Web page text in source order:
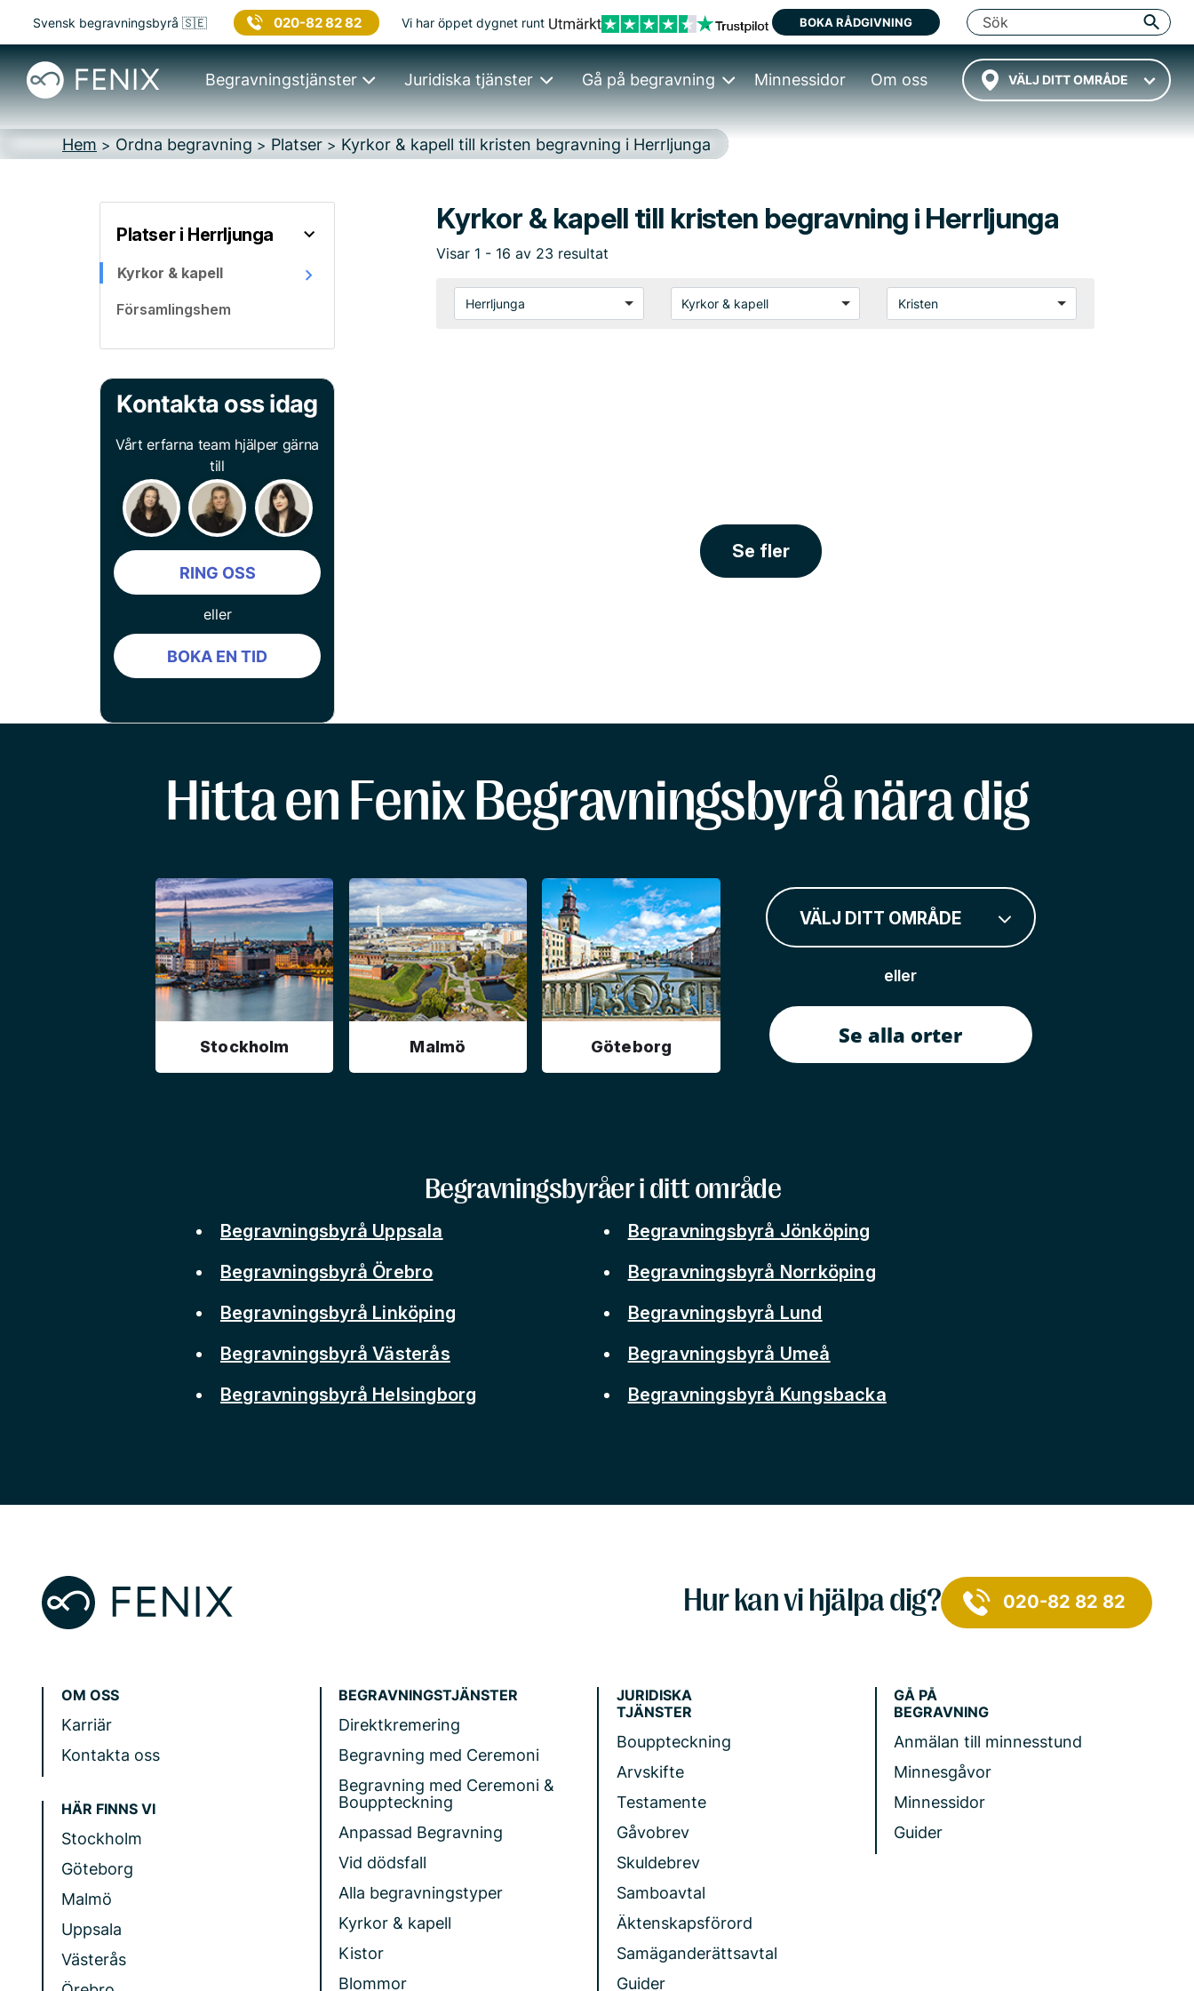
Svensk begravningsbyrå 🇸🇪 020-82 82 82 Vi har öppet dygnet runt BOKA RÅDGIVNING
VÄLJ DITT OMRÅDE
Begravningstjänster Juridiska tjänster Gå på begravning Minnessidor Om oss
Hem > Ordna begravning > Platser > Kyrkor & kapell till kristen begravning i Herrljunga
Platser i Herrljunga
Kyrkor & kapell
Församlingshem
Kontakta oss idag
Vårt erfarna team hjälper gärna
till
RING OSS
eller
BOKA EN TID
Kyrkor & kapell till kristen begravning i Herrljunga
Visar 1 - 16 av 23 resultat
Herrljunga Kyrkor & kapell Kristen
Se fler
Hitta en Fenix Begravningsbyrå nära dig
Stockholm Malmö Göteborg
VÄLJ DITT OMRÅDE
eller
Se alla orter
Begravningsbyråer i ditt område
Begravningsbyrå Uppsala
Begravningsbyrå Örebro
Begravningsbyrå Linköping
Begravningsbyrå Västerås
Begravningsbyrå Helsingborg
Begravningsbyrå Jönköping
Begravningsbyrå Norrköping
Begravningsbyrå Lund
Begravningsbyrå Umeå
Begravningsbyrå Kungsbacka
Hur kan vi hjälpa dig? 020-82 82 82
OM OSS
Karriär
Kontakta oss
HÄR FINNS VI
Stockholm
Göteborg
Malmö
Uppsala
Västerås
BEGRAVNINGSTJÄNSTER
Direktkremering
Begravning med Ceremoni
Begravning med Ceremoni &
Bouppteckning
Anpassad Begravning
Vid dödsfall
Alla begravningstyper
Kyrkor & kapell
Kistor
Blommor
JURIDISKA
TJÄNSTER
Bouppteckning
Arvskifte
Testamente
Gåvobrev
Skuldebrev
Samboavtal
Äktenskapsförord
Samäganderättsavtal
Guider
GÅ PÅ
BEGRAVNING
Anmälan till minnesstund
Minnesgåvor
Minnessidor
Guider